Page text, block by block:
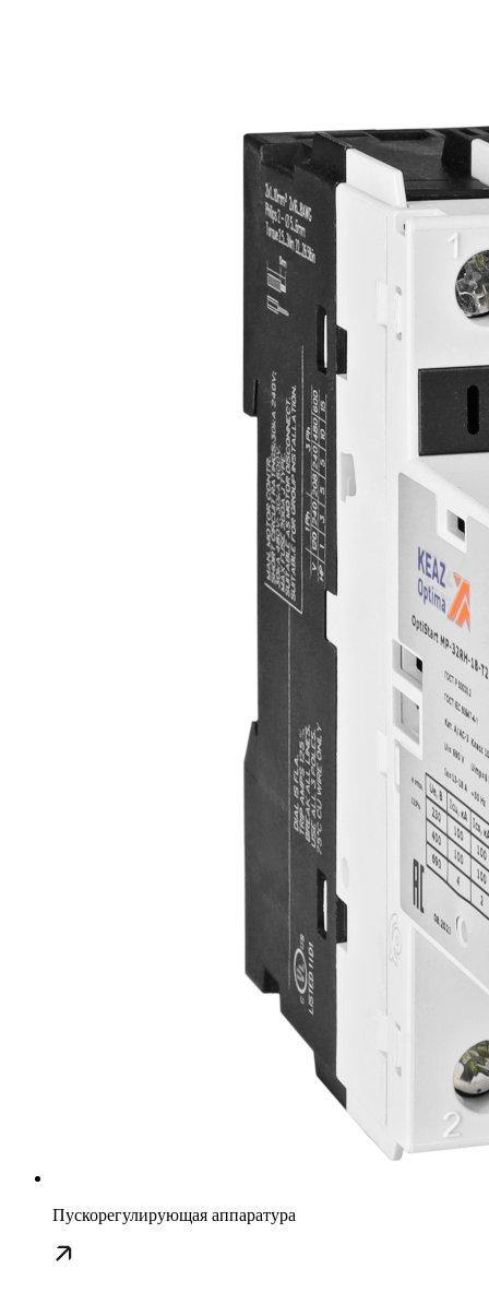
Пускорегулирующая аппаратура